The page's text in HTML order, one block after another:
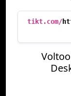
tikt.com/